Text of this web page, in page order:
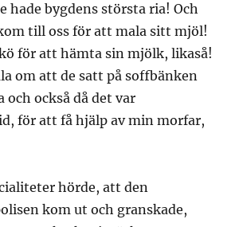
hade bygdens största ria! Och
till oss för att mala sitt mjöl!
för att hämta sin mjölk, likaså!
om att de satt på soffbänken
och också då det var
för att få hjälp av min morfar,
hörde, att den
kom ut och granskade,